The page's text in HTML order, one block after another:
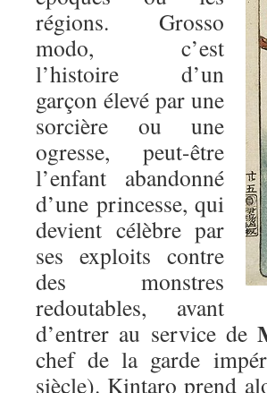
régions. Grosso
modo, c’est
l’histoire d’un
garçon élevé par une
sorcière ou une
ogresse, peut-être
l’enfant abandonné
d’une princesse, qui
devient célèbre par
ses exploits contre
des monstres
redoutables, avant
d’entrer au service de
chef de la garde
siècle). Kintaro prend